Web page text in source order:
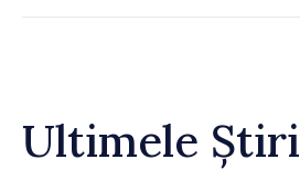
Ultimele Știri